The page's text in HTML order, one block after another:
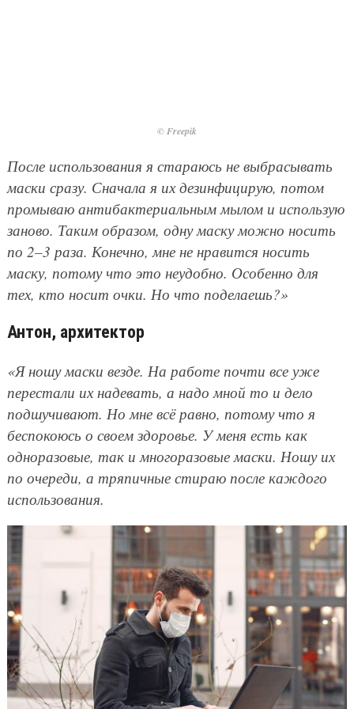
© Freepik
После использования я стараюсь не выбрасывать
маски сразу. Сначала я их дезинфицирую, потом
промываю антибактериальным мылом и использую
заново. Таким образом, одну маску можно носить
по 2–3 раза. Конечно, мне не нравится носить
маску, потому что это неудобно. Особенно для
тех, кто носит очки. Но что поделаешь?»
Антон, архитектор
«Я ношу маски везде. На работе почти все уже
перестали их надевать, а надо мной то и дело
подшучивают. Но мне всё равно, потому что я
беспокоюсь о своем здоровье. У меня есть как
одноразовые, так и многоразовые маски. Ношу их
по очереди, а тряпичные стираю после каждого
использования.